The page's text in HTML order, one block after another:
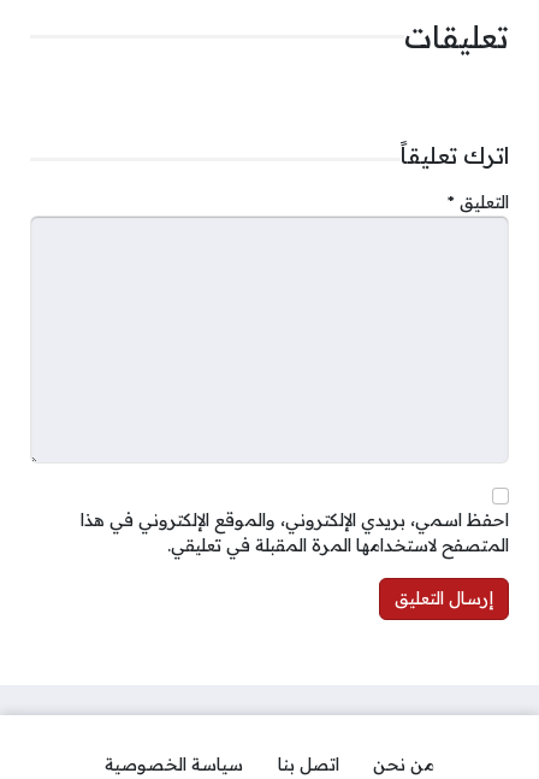
تعليقات
اترك تعليقاً
التعليق *
احفظ اسمي، بريدي الإلكتروني، والموقع الإلكتروني في هذا
المتصفح لاستخدامها المرة المقبلة في تعليقي.
من نحن اتصل بنا سياسة الخصوصية